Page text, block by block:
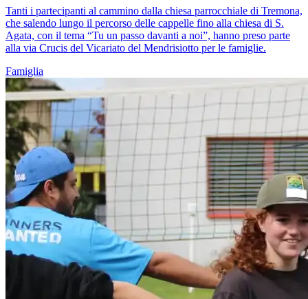
Tanti i partecipanti al cammino dalla chiesa parrocchiale di Tremona,
che salendo lungo il percorso delle cappelle fino alla chiesa di S.
Agata, con il tema “Tu un passo davanti a noi”, hanno preso parte
alla via Crucis del Vicariato del Mendrisiotto per le famiglie.
Famiglia